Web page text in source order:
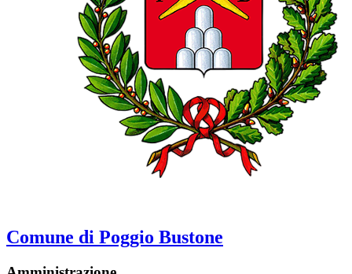
Comune di Poggio Bustone